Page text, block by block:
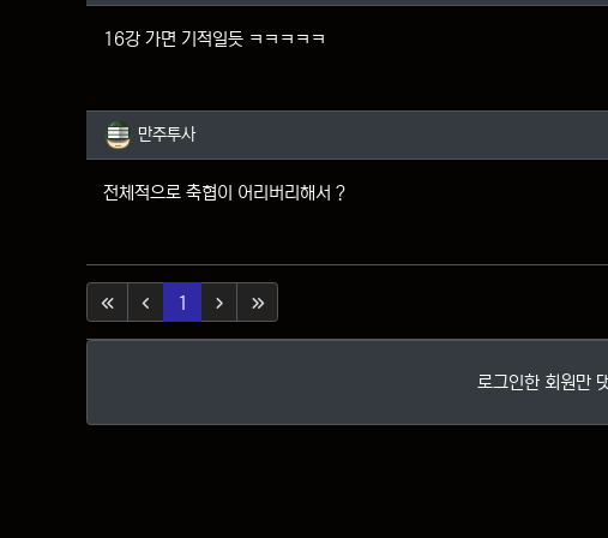
16강 가면 기적일듯 ㅋㅋㅋㅋㅋ
만주투사님의 댓글
만주투사
전체적으로 축협이 어리버리해서 ?
1 (current)
로그인한 회원만